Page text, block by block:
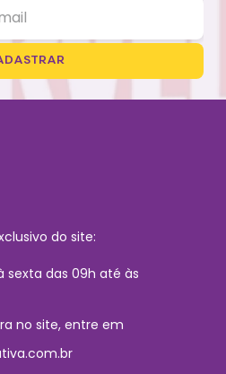
do site:
sexta das 09h até às
no site, entre em